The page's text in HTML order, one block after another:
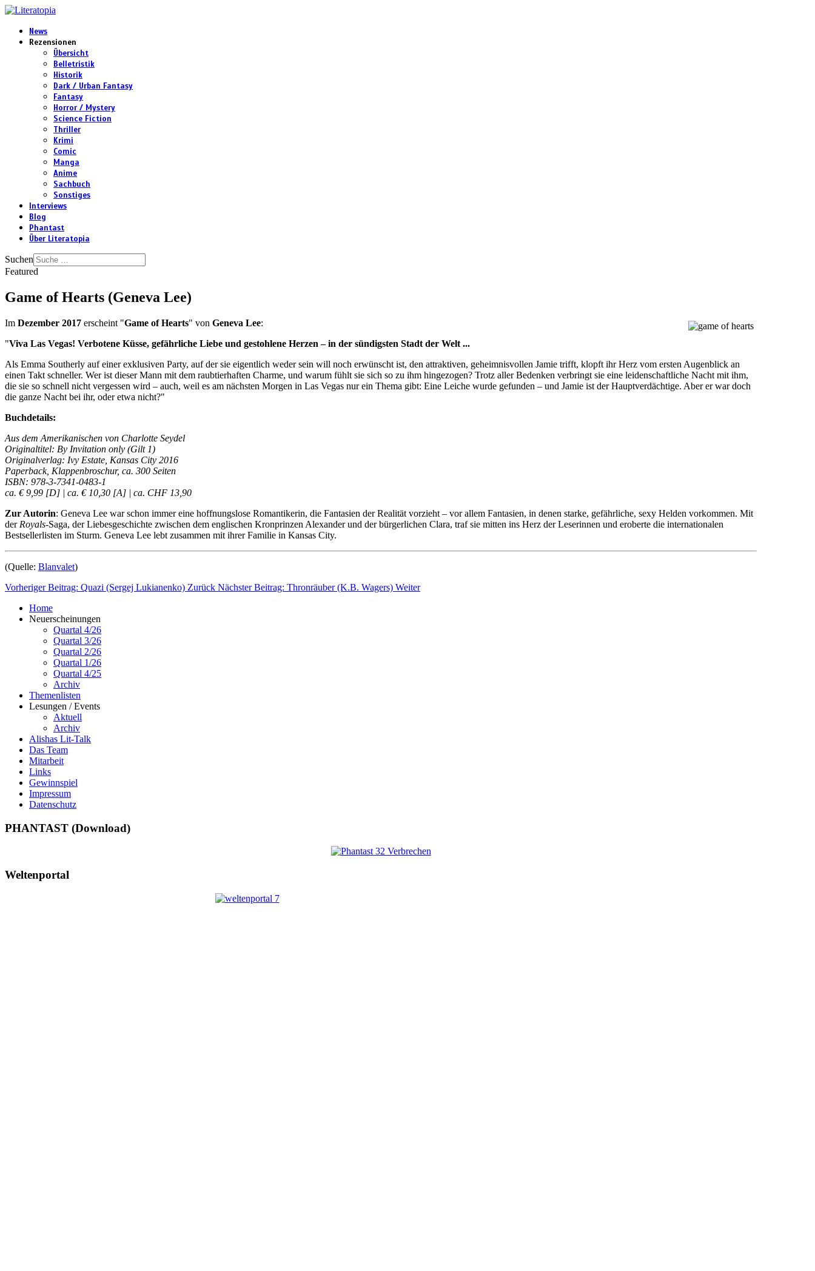
News
Rezensionen
Übersicht
Belletristik
Historik
Dark / Urban Fantasy
Fantasy
Horror / Mystery
Science Fiction
Thriller
Krimi
Comic
Manga
Anime
Sachbuch
Sonstiges
Interviews
Blog
Phantast
Über Literatopia
Suchen
Featured
Game of Hearts (Geneva Lee)
Im Dezember 2017 erscheint "Game of Hearts" von Geneva Lee:
"Viva Las Vegas! Verbotene Küsse, gefährliche Liebe und gestohlene Herzen – in der sündigsten Stadt der Welt ...
Als Emma Southerly auf einer exklusiven Party, auf der sie eigentlich weder sein will noch erwünscht ist, den attraktiven, geheimnisvollen Jamie trifft, klopft ihr Herz vom ersten Augenblick an
einen Takt schneller. Wer ist dieser Mann mit dem raubtierhaften Charme, und warum fühlt sie sich so zu ihm hingezogen? Trotz aller Bedenken verbringt sie eine leidenschaftliche Nacht mit ihm,
die sie so schnell nicht vergessen wird – auch, weil es am nächsten Morgen in Las Vegas nur ein Thema gibt: Eine Leiche wurde gefunden – und Jamie ist der Hauptverdächtige. Aber er war doch
die ganze Nacht bei ihr, oder etwa nicht?"
Buchdetails:
Aus dem Amerikanischen von Charlotte Seydel
Originaltitel: By Invitation only (Gilt 1)
Originalverlag: Ivy Estate, Kansas City 2016
Paperback, Klappenbroschur, ca. 300 Seiten
ISBN: 978-3-7341-0483-1
ca. € 9,99 [D] | ca. € 10,30 [A] | ca. CHF 13,90
Zur Autorin: Geneva Lee war schon immer eine hoffnungslose Romantikerin, die Fantasien der Realität vorzieht – vor allem Fantasien, in denen starke, gefährliche, sexy Helden vorkommen. Mit
der Royals-Saga, der Liebesgeschichte zwischen dem englischen Kronprinzen Alexander und der bürgerlichen Clara, traf sie mitten ins Herz der Leserinnen und eroberte die internationalen
Bestsellerlisten im Sturm. Geneva Lee lebt zusammen mit ihrer Familie in Kansas City.
(Quelle: Blanvalet)
Vorheriger Beitrag: Quazi (Sergej Lukianenko) Zurück Nächster Beitrag: Thronräuber (K.B. Wagers) Weiter
Home
Neuerscheinungen
Quartal 4/26
Quartal 3/26
Quartal 2/26
Quartal 1/26
Quartal 4/25
Archiv
Themenlisten
Lesungen / Events
Aktuell
Archiv
Alishas Lit-Talk
Das Team
Mitarbeit
Links
Gewinnspiel
Impressum
Datenschutz
PHANTAST (Download)
Weltenportal